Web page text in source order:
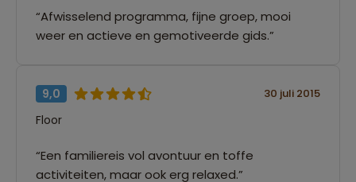
“Afwisselend programma, fijne groep, mooi
weer en actieve en gemotiveerde gids.”
9,0 30 juli 2015
Floor
“Een familiereis vol avontuur en toffe
activiteiten, maar ook erg relaxed.”